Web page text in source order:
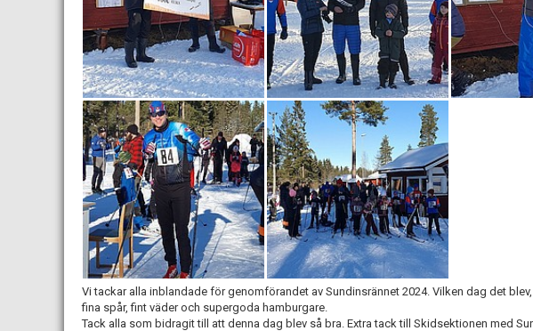
Vi tackar alla inblandade för genomförandet av Sundinsrännet 2024. Vilken dag det
fina spår, fint väder och supergoda hamburgare.
Tack alla som bidragit till att denna dag blev så bra. Extra tack till Skidsektionen med